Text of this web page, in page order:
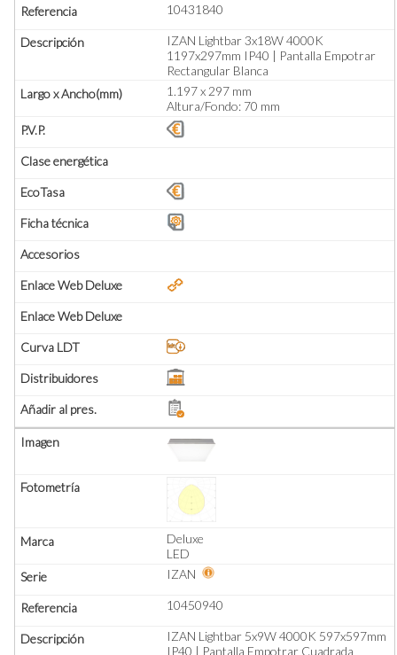
10431840
IZAN Lightbar 3x18W 4000K
1197x297mm IP40 | Pantalla Empotrar
Rectangular Blanca
1.197 x 297 mm
Altura/Fondo: 70 mm
Deluxe
LED
IZAN
10450940
IZAN Lightbar 5x9W 4000K 597x597mm
IP40 | Pantalla Empotrar Cuadrada